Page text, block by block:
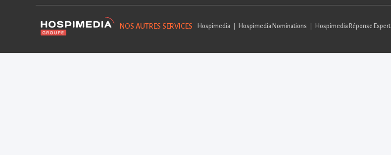
NOS AUTRES SERVICES Hospimedia Hospimedia Nominations Hospimedia Réponse Expert